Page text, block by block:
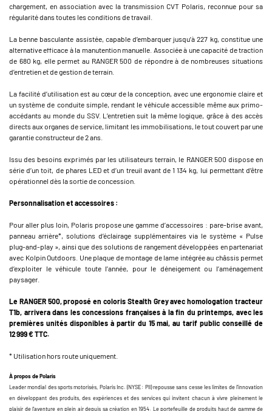
chargement, en association avec la transmission CVT Polaris, reconnue pour sa
régularité dans toutes les conditions de travail.
La benne basculante assistée, capable d’embarquer jusqu’à 227 kg, constitue une
alternative efficace à la manutention manuelle. Associée à une capacité de traction
de 680 kg, elle permet au RANGER 500 de répondre à de nombreuses situations
d’entretien et de gestion de terrain.
La facilité d’utilisation est au cœur de la conception, avec une ergonomie claire et
un système de conduite simple, rendant le véhicule accessible même aux primo-
accédants au monde du SSV. L’entretien suit la même logique, grâce à des accès
directs aux organes de service, limitant les immobilisations, le tout couvert par une
garantie constructeur de 2 ans.
Issu des besoins exprimés par les utilisateurs terrain, le RANGER 500 dispose en
série d’un toit, de phares LED et d’un treuil avant de 1 134 kg, lui permettant d’être
opérationnel dès la sortie de concession.
Personnalisation et accessoires :
Pour aller plus loin, Polaris propose une gamme d’accessoires : pare-brise avant,
panneau arrière*, solutions d’éclairage supplémentaires via le système « Pulse
plug-and-play », ainsi que des solutions de rangement développées en partenariat
avec Kolpin Outdoors. Une plaque de montage de lame intégrée au châssis permet
d’exploiter le véhicule toute l’année, pour le déneigement ou l’aménagement
paysager.
Le RANGER 500, proposé en coloris Stealth Grey avec homologation tracteur
T1b, arrivera dans les concessions françaises à la fin du printemps, avec les
premières unités disponibles à partir du 15 mai, au tarif public conseillé de
12 999 € TTC.
* Utilisation hors route uniquement.
À propos de Polaris
Leader mondial des sports motorisés, Polaris Inc. (NYSE : PII) repousse sans cesse les limites de l’innovation
en développant des produits, des expériences et des services qui invitent chacun à vivre pleinement le
plaisir de l’aventure en plein air depuis sa création en 1954. Le portefeuille de produits haut de gamme de